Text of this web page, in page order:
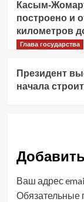
Касым-
построено и
километров
Глава государства
Президент
начала
Ваш адрес
Обязательные